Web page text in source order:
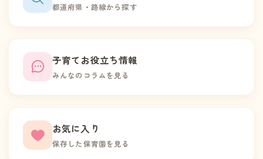
都道府県・路線から探す
子育てお役立ち情報
みんなのコラムを見る
お気に入り
保存した保育園を見る